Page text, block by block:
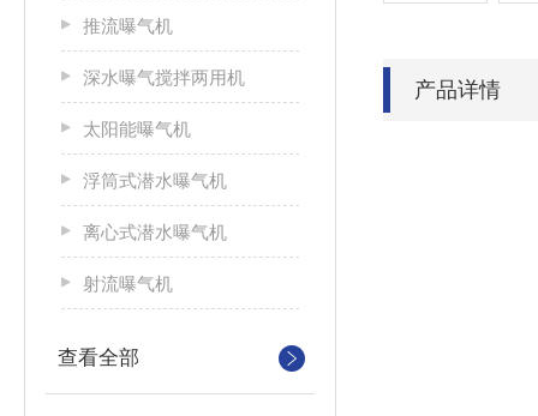
推流曝气机
深水曝气搅拌两用机
太阳能曝气机
浮筒式潜水曝气机
离心式潜水曝气机
射流曝气机
查看全部
产品详情